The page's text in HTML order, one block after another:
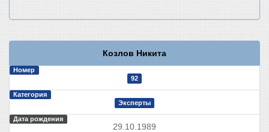
Козлов Никита
Номер
92
Категория
Эксперты
Дата рождения
29.10.1989